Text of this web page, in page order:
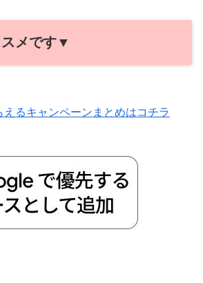
メです▼
えるキャンペーンまとめはコチラ